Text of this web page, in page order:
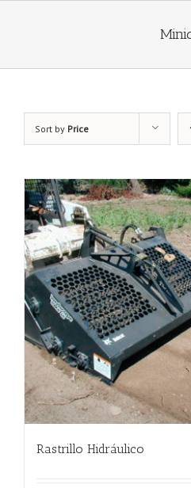
Sort by Price
Rastrillo Hidráulico